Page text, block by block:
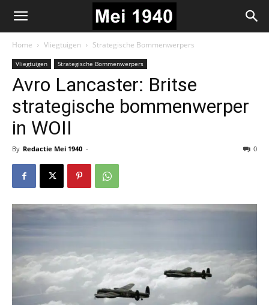
Home Vliegtuigen Strategische Bommenwerpers
Vliegtuigen Strategische Bommenwerpers
Avro Lancaster: Britse
strategische bommenwerper
in WOII
By Redactie Mei 1940 - 0